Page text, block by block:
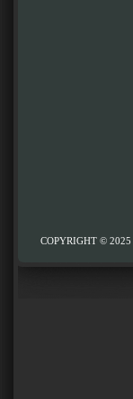
COPYRIGHT © 2025